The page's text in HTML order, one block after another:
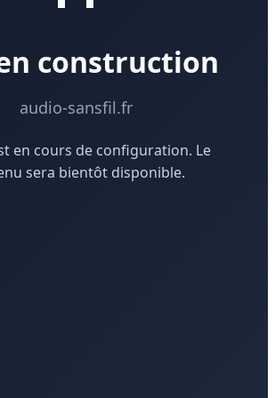
construction
audio-sansfil.fr
en cours de configuration. Le
sera bientôt disponible.